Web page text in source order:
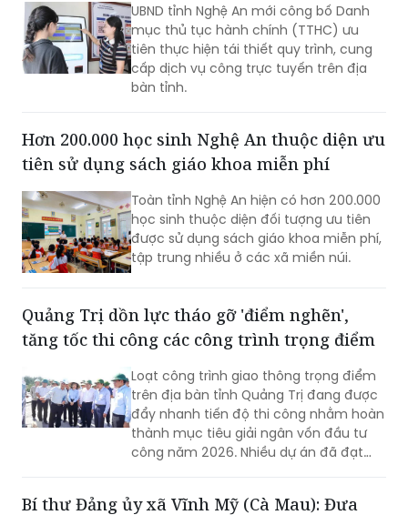
UBND tỉnh Nghệ An mới công bố Danh
mục thủ tục hành chính (TTHC) ưu
tiên thực hiện tái thiết quy trình, cung
cấp dịch vụ công trực tuyến trên địa
bàn tỉnh.
Hơn 200.000 học sinh Nghệ An thuộc diện ưu
tiên sử dụng sách giáo khoa miễn phí
Toàn tỉnh Nghệ An hiện có hơn 200.000
học sinh thuộc diện đối tượng ưu tiên
được sử dụng sách giáo khoa miễn phí,
tập trung nhiều ở các xã miền núi.
Quảng Trị dồn lực tháo gỡ 'điểm nghẽn',
tăng tốc thi công các công trình trọng điểm
Loạt công trình giao thông trọng điểm
trên địa bàn tỉnh Quảng Trị đang được
đẩy nhanh tiến độ thi công nhằm hoàn
thành mục tiêu giải ngân vốn đầu tư
công năm 2026. Nhiều dự án đã đạt
giải phóng mặt bằng vẫn là "nút thắt"
Bí thư Đảng ủy xã Vĩnh Mỹ (Cà Mau): Đưa